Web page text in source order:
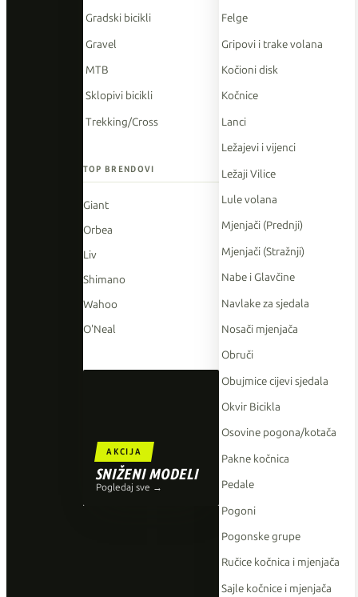
Gradski bicikli
Gravel
MTB
Sklopivi bicikli
Trekking/Cross
TOP BRENDOVI
Giant
Orbea
Liv
Shimano
Wahoo
O'Neal
AKCIJA
SNIŽENI MODELI
Pogledaj sve →
Felge
Gripovi i trake volana
Kočioni disk
Kočnice
Lanci
Ležajevi i vijenci
Ležaji Vilice
Lule volana
Mjenjači (Prednji)
Mjenjači (Stražnji)
Nabe i Glavčine
Navlake za sjedala
Nosači mjenjača
Obruči
Obujmice cijevi sjedala
Okvir Bicikla
Osovine pogona/kotača
Pakne kočnica
Pedale
Pogoni
Pogonske grupe
Ručice kočnica i mjenjača
Sajle kočnice i mjenjača